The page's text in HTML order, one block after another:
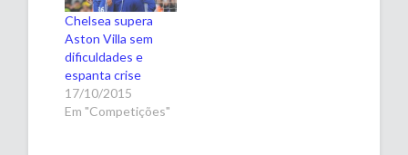
Chelsea supera
Aston Villa sem
dificuldades e
espanta crise
17/10/2015
Em "Competições"